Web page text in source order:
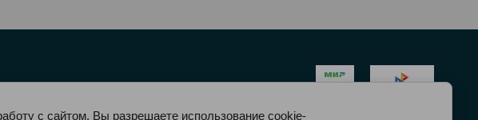
с сайтом, Вы разрешаете использование cookie-